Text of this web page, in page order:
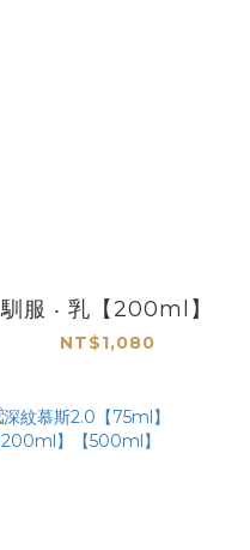
馴服 ‧ 乳【200ml】
NT$1,080